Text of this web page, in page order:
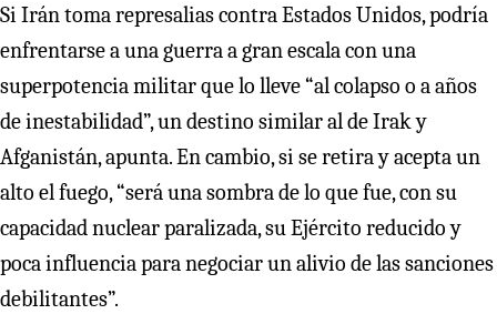
Si Irán toma represalias contra Estados Unidos, podría
enfrentarse a una guerra a gran escala con una
superpotencia militar que lo lleve “al colapso o a años
de inestabilidad”, un destino similar al de Irak y
Afganistán, apunta. En cambio, si se retira y acepta un
alto el fuego, “será una sombra de lo que fue, con su
capacidad nuclear paralizada, su Ejército reducido y
poca influencia para negociar un alivio de las sanciones
debilitantes”.